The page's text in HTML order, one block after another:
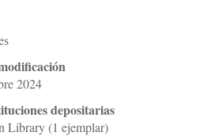
2024
depositarias
Library (1 ejemplar)